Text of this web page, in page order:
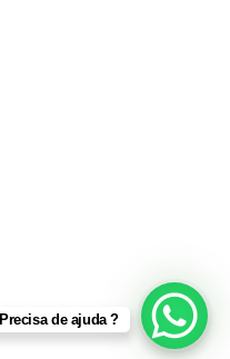
Precisa de ajuda ?